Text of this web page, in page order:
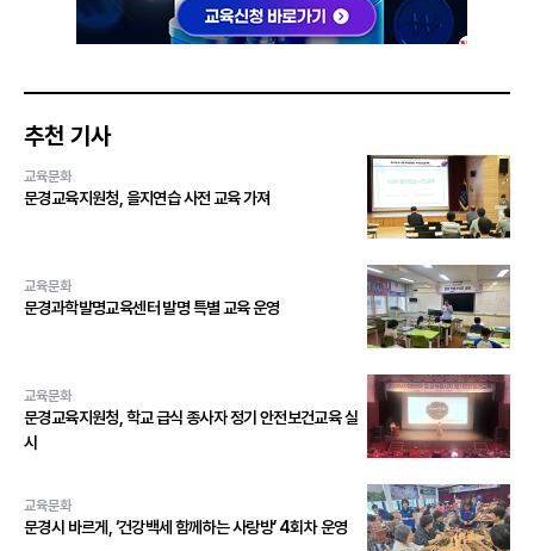
추천 기사
교육문화
문경교육지원청, 을지연습 사전 교육 가져
교육문화
문경과학발명교육센터 발명 특별 교육 운영
교육문화
문경교육지원청, 학교 급식 종사자 정기 안전보건교육 실
시
교육문화
문경시 바르게, ‘건강백세 함께하는 사랑방’ 4회차 운영